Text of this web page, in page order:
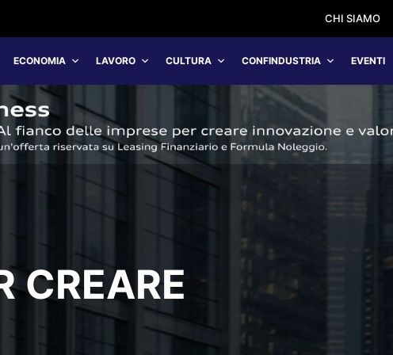
CHI SIAMO
ECONOMIA LAVORO CULTURA CONFINDUSTRIA EVENTI
CREARE